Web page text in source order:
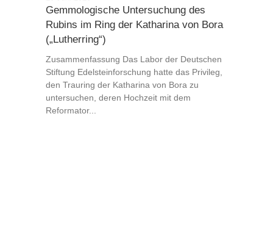
Gemmologische Untersuchung des
Rubins im Ring der Katharina von Bora
(„Lutherring“)
Zusammenfassung Das Labor der Deutschen
Stiftung Edelsteinforschung hatte das Privileg,
den Trauring der Katharina von Bora zu
untersuchen, deren Hochzeit mit dem
Reformator...